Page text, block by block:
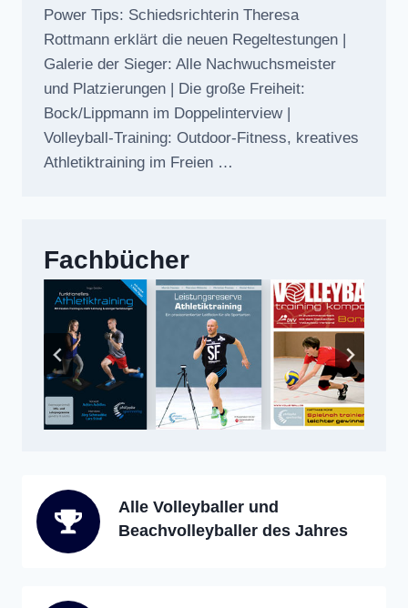
Power Tips: Schiedsrichterin Theresa
Rottmann erklärt die neuen Regeltestungen |
Galerie der Sieger: Alle Nachwuchsmeister
und Platzierungen | Die große Freiheit:
Bock/Lippmann im Doppelinterview |
Volleyball-Training: Outdoor-Fitness, kreatives
Athletiktraining im Freien …
Fachbücher
Alle Volleyballer und
Beachvolleyballer des Jahres